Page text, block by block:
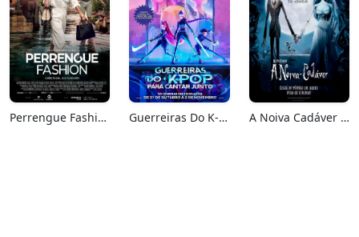
Perrengue Fashion Guerreiras Do K-Pop: Para Cantar Junto A Noiva Cadáver (Relançamento)